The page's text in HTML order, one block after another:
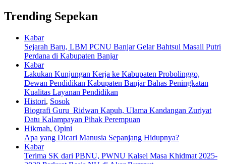
Trending Sepekan
Kabar
Sejarah Baru, LBM PCNU Banjar Gelar Bahtsul Masail Putri
Perdana di Kabupaten Banjar
Kabar
Lakukan Kunjungan Kerja ke Kabupaten Probolinggo,
Dewan Pendidikan Kabupaten Banjar Bahas Peningkatan
Kualitas Layanan Pendidikan
Histori, Sosok
Biografi Guru Ridwan Kapuh, Ulama Kandangan Zuriyat
Datu Kalampayan Pihak Perempuan
Hikmah, Opini
Apa yang Dicari Manusia Sepanjang Hidupnya?
Kabar
Terima SK dari PBNU, PWNU Kalsel Masa Khidmat 2025-